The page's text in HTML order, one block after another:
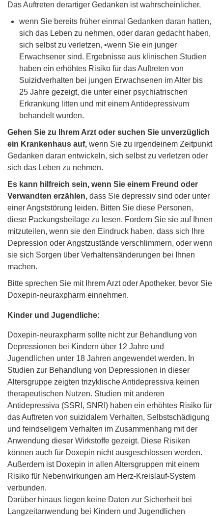
Das Auftreten derartiger Gedanken ist wahrscheinlicher,
wenn Sie bereits früher einmal Gedanken daran hatten,
sich das Leben zu nehmen, oder daran gedacht haben,
sich selbst zu verletzen, •wenn Sie ein junger
Erwachsener sind. Ergebnisse aus klinischen Studien
haben ein erhöhtes Risiko für das Auftreten von
Suizidverhalten bei jungen Erwachsenen im Alter bis
25 Jahre gezeigt, die unter einer psychiatrischen
Erkrankung litten und mit einem Antidepressivum
behandelt wurden.
Gehen Sie zu Ihrem Arzt oder suchen Sie unverzüglich
ein Krankenhaus auf, wenn Sie zu irgendeinem Zeitpunkt
Gedanken daran entwickeln, sich selbst zu verletzen oder
sich das Leben zu nehmen.
Es kann hilfreich sein, wenn Sie einem Freund oder
Verwandten erzählen, dass Sie depressiv sind oder unter
einer Angststörung leiden. Bitten Sie diese Personen,
diese Packungsbeilage zu lesen. Fordern Sie sie auf Ihnen
mitzuteilen, wenn sie den Eindruck haben, dass sich Ihre
Depression oder Angstzustände verschlimmern, oder wenn
sie sich Sorgen über Verhaltensänderungen bei Ihnen
machen.
Bitte sprechen Sie mit Ihrem Arzt oder Apotheker, bevor Sie
Doxepin-neuraxpharm einnehmen.
Kinder und Jugendliche:
Doxepin-neuraxpharm sollte nicht zur Behandlung von
Depressionen bei Kindern über 12 Jahre und
Jugendlichen unter 18 Jahren angewendet werden. In
Studien zur Behandlung von Depressionen in dieser
Altersgruppe zeigten trizyklische Antidepressiva keinen
therapeutischen Nutzen. Studien mit anderen
Antidepressiva (SSRI, SNRI) haben ein erhöhtes Risiko für
das Auftreten von suizidalem Verhalten, Selbstschädigung
und feindseligem Verhalten im Zusammenhang mit der
Anwendung dieser Wirkstoffe gezeigt. Diese Risiken
können auch für Doxepin nicht ausgeschlossen werden.
Außerdem ist Doxepin in allen Altersgruppen mit einem
Risiko für Nebenwirkungen am Herz-Kreislauf-System
verbunden.
Darüber hinaus liegen keine Daten zur Sicherheit bei
Langzeitanwendung bei Kindern und Jugendlichen